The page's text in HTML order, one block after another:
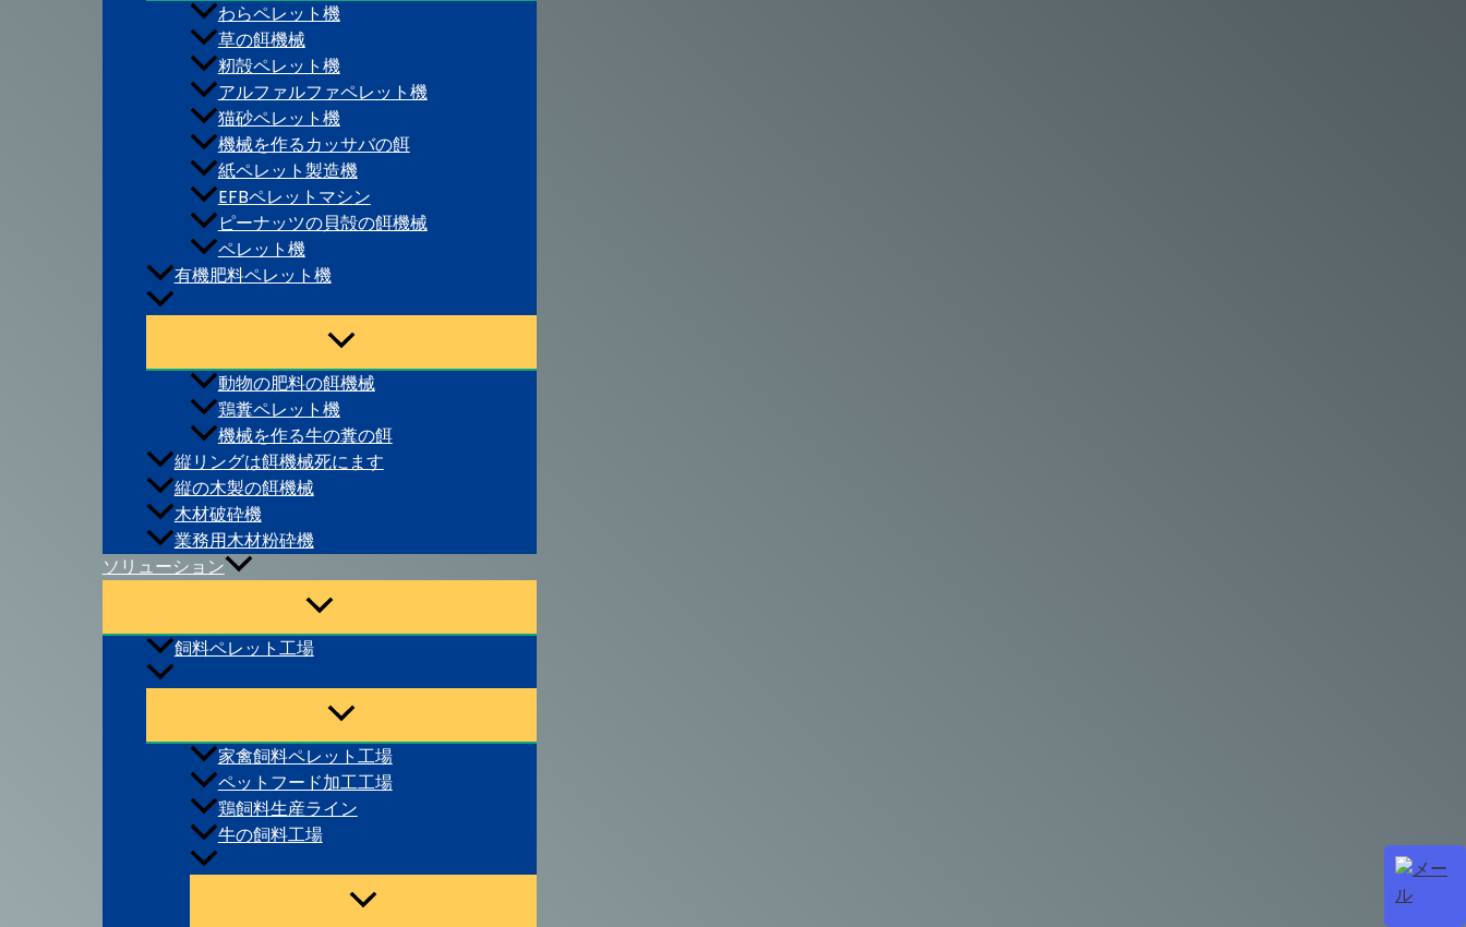
わらペレット機
草の餌機械
籾殻ペレット機
アルファルファペレット機
猫砂ペレット機
機械を作るカッサバの餌
紙ペレット製造機
EFBペレットマシン
ピーナッツの貝殻の餌機械
ペレット機
有機肥料ペレット機
動物の肥料の餌機械
鶏糞ペレット機
機械を作る牛の糞の餌
縦リングは餌機械死にます
縦の木製の餌機械
木材破砕機
業務用木材粉砕機
ソリューション
飼料ペレット工場
家禽飼料ペレット工場
ペットフード加工工場
鶏飼料生産ライン
牛の飼料工場